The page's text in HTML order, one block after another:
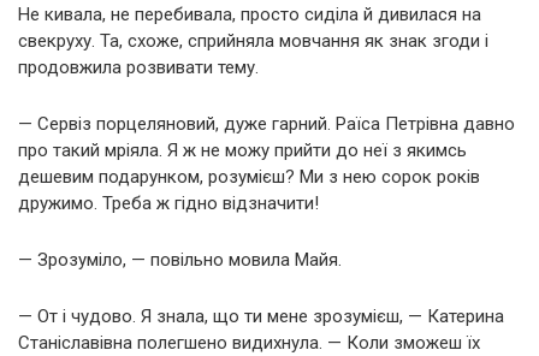
Не кивала, не перебивала, просто сиділа й дивилася на
свекруху. Та, схоже, сприйняла мовчання як знак згоди і
продовжила розвивати тему.
— Сервіз порцеляновий, дуже гарний. Раїса Петрівна давно
про такий мріяла. Я ж не можу прийти до неї з якимсь
дешевим подарунком, розумієш? Ми з нею сорок років
дружимо. Треба ж гідно відзначити!
— Зрозуміло, — повільно мовила Майя.
— От і чудово. Я знала, що ти мене зрозумієш, — Катерина
Станіславівна полегшено видихнула. — Коли зможеш їх